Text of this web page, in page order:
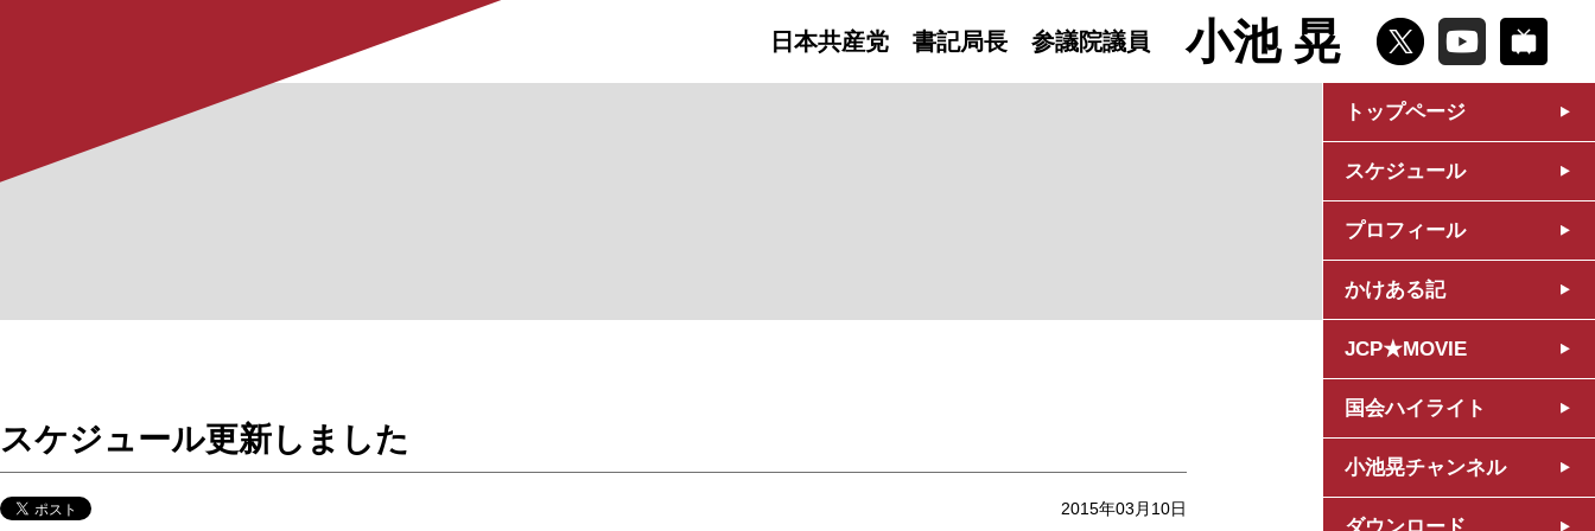
日本共産党 書記局長 参議院議員 小池 晃
トップページ
スケジュール
プロフィール
かけある記
JCP★MOVIE
国会ハイライト
小池晃チャンネル
スケジュール更新しました
2015年03月10日